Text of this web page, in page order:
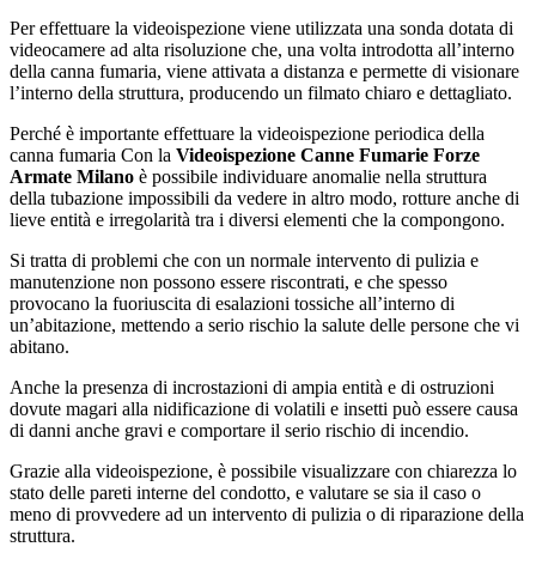
Per effettuare la videoispezione viene utilizzata una sonda dotata di
videocamere ad alta risoluzione che, una volta introdotta all’interno
della canna fumaria, viene attivata a distanza e permette di visionare
l’interno della struttura, producendo un filmato chiaro e dettagliato.
Perché è importante effettuare la videoispezione periodica della
canna fumaria Con la Videoispezione Canne Fumarie Forze
Armate Milano è possibile individuare anomalie nella struttura
della tubazione impossibili da vedere in altro modo, rotture anche di
lieve entità e irregolarità tra i diversi elementi che la compongono.
Si tratta di problemi che con un normale intervento di pulizia e
manutenzione non possono essere riscontrati, e che spesso
provocano la fuoriuscita di esalazioni tossiche all’interno di
un’abitazione, mettendo a serio rischio la salute delle persone che vi
abitano.
Anche la presenza di incrostazioni di ampia entità e di ostruzioni
dovute magari alla nidificazione di volatili e insetti può essere causa
di danni anche gravi e comportare il serio rischio di incendio.
Grazie alla videoispezione, è possibile visualizzare con chiarezza lo
stato delle pareti interne del condotto, e valutare se sia il caso o
meno di provvedere ad un intervento di pulizia o di riparazione della
struttura.